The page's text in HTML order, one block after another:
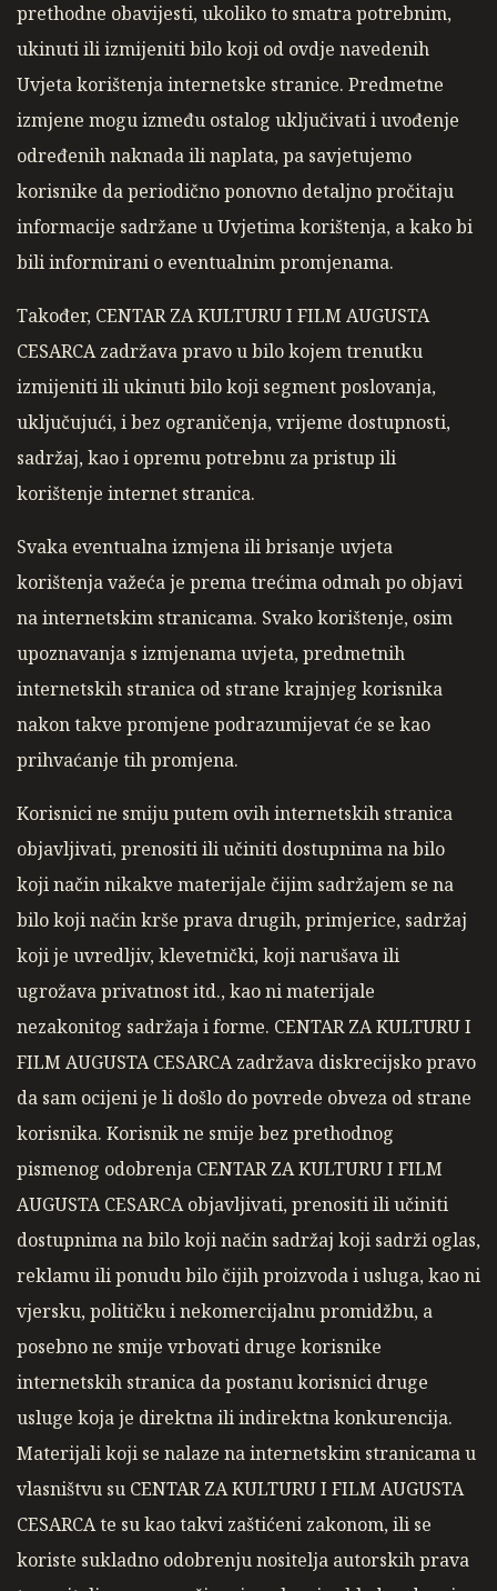
prethodne obavijesti, ukoliko to smatra potrebnim,
ukinuti ili izmijeniti bilo koji od ovdje navedenih
Uvjeta korištenja internetske stranice. Predmetne
izmjene mogu između ostalog uključivati i uvođenje
određenih naknada ili naplata, pa savjetujemo
korisnike da periodično ponovno detaljno pročitaju
informacije sadržane u Uvjetima korištenja, a kako bi
bili informirani o eventualnim promjenama.
Također, CENTAR ZA KULTURU I FILM AUGUSTA
CESARCA zadržava pravo u bilo kojem trenutku
izmijeniti ili ukinuti bilo koji segment poslovanja,
uključujući, i bez ograničenja, vrijeme dostupnosti,
sadržaj, kao i opremu potrebnu za pristup ili
korištenje internet stranica.
Svaka eventualna izmjena ili brisanje uvjeta
korištenja važeća je prema trećima odmah po objavi
na internetskim stranicama. Svako korištenje, osim
upoznavanja s izmjenama uvjeta, predmetnih
internetskih stranica od strane krajnjeg korisnika
nakon takve promjene podrazumijevat će se kao
prihvaćanje tih promjena.
Korisnici ne smiju putem ovih internetskih stranica
objavljivati, prenositi ili učiniti dostupnima na bilo
koji način nikakve materijale čijim sadržajem se na
bilo koji način krše prava drugih, primjerice, sadržaj
koji je uvredljiv, klevetnički, koji narušava ili
ugrožava privatnost itd., kao ni materijale
nezakonitog sadržaja i forme. CENTAR ZA KULTURU I
FILM AUGUSTA CESARCA zadržava diskrecijsko pravo
da sam ocijeni je li došlo do povrede obveza od strane
korisnika. Korisnik ne smije bez prethodnog
pismenog odobrenja CENTAR ZA KULTURU I FILM
AUGUSTA CESARCA objavljivati, prenositi ili učiniti
dostupnima na bilo koji način sadržaj koji sadrži oglas,
reklamu ili ponudu bilo čijih proizvoda i usluga, kao ni
vjersku, političku i nekomercijalnu promidžbu, a
posebno ne smije vrbovati druge korisnike
internetskih stranica da postanu korisnici druge
usluge koja je direktna ili indirektna konkurencija.
Materijali koji se nalaze na internetskim stranicama u
vlasništvu su CENTAR ZA KULTURU I FILM AUGUSTA
CESARCA te su kao takvi zaštićeni zakonom, ili se
koriste sukladno odobrenju nositelja autorskih prava